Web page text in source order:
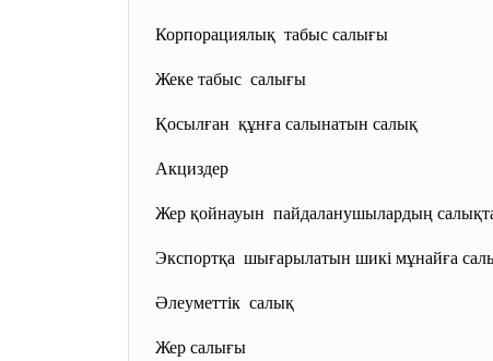
Корпорациялық табыс салығы
Жеке табыс салығы
Қосылған құнға салынатын салық
Акциздер
Жер қойнауын пайдаланушылардың
Экспортқа шығарылатын шикі мұнайға
Әлеуметтік салық
Жер салығы